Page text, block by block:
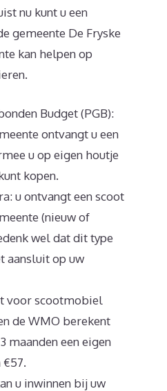
nu kunt u een
gemeente De Fryske
kan helpen op
Budget (PGB):
ontvangt u een
u op eigen houtje
kopen.
u ontvangt een scoot
(nieuw of
wel dat dit type
aansluit op uw
voor scootmobiel
de WMO berekent
maanden een eigen
u inwinnen bij uw